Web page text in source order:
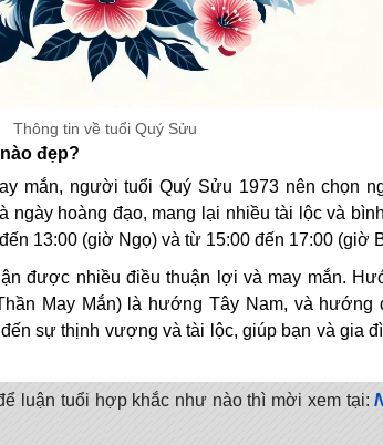
Thông tin về tuổi Quý Sửu
đẹp?
mắn, người tuổi Quý Sửu 1973 nên chọn
ngày hoàng đạo, mang lại nhiều tài lộc và
13:00 (giờ Ngọ) và từ 15:00 đến 17:00 (giờ
được nhiều điều thuận lợi và may mắn.
May Mắn) là hướng Tây Nam, và hướng
sự thịnh vượng và tài lộc, giúp bạn và gia
luận tuổi hợp khắc như nào thì mời xem tại: